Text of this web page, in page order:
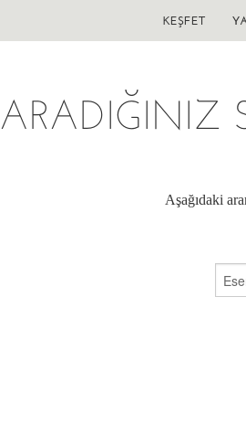
KEŞFET
ARADIĞINIZ
Aşağıdaki